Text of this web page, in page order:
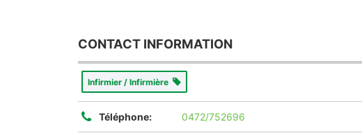
CONTACT INFORMATION
Infirmier / Infirmière
Téléphone: 0472/752696